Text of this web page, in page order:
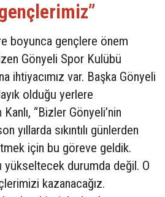
boyunca gençlere önem
Gönyeli Spor Kulübü
ihtiyacımız var. Başka Gönyeli
olduğu yerlere
Kanlı, “Bizler Gönyeli’nin
yıllarda sıkıntılı günlerden
için bu göreve geldik.
yükseltecek durumda değil. O
kazanacağız.